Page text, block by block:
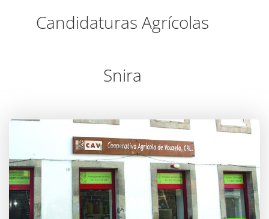
Candidaturas Agrícolas
Snira